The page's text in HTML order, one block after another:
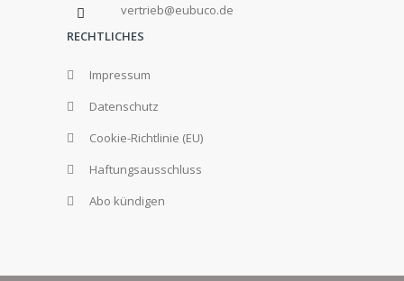
vertrieb@eubuco.de
RECHTLICHES
Impressum
Datenschutz
Cookie-Richtlinie (EU)
Haftungsausschluss
Abo kündigen